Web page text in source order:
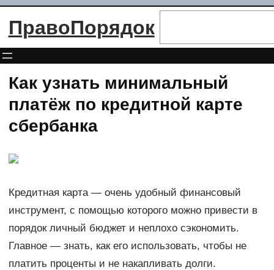
Перейти
ПравоПорядок
Как узнать минимальный
платёж по кредитной карте
сбербанка
Кредитная карта — очень удобный финансовый
инструмент, с помощью которого можно привести в
порядок личный бюджет и неплохо сэкономить.
Главное — знать, как его использовать, чтобы не
платить проценты и не накапливать долги.